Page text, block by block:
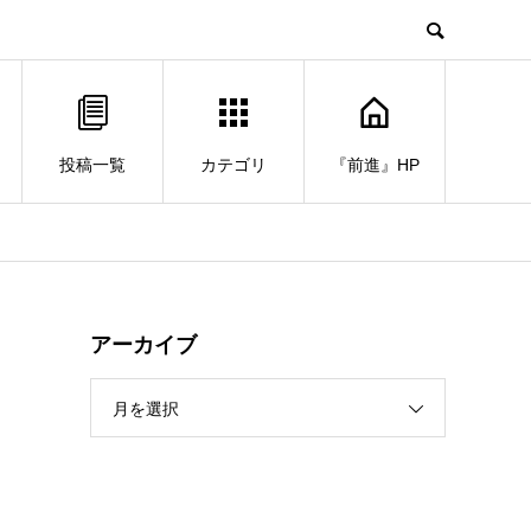
投稿一覧 カテゴリ 『前進』HP
アーカイブ
月を選択